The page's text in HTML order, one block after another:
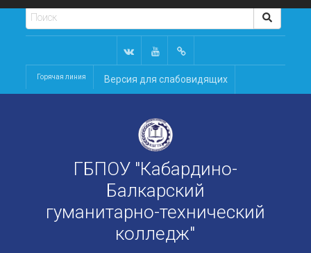
Горячая линия Версия для слабовидящих
ГБПОУ "Кабардино-
Балкарский
гуманитарно-технический
колледж"